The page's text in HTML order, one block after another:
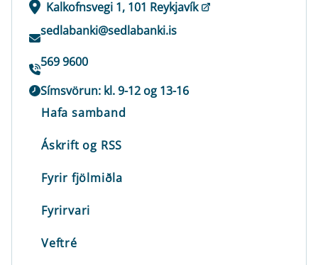
Kalkofnsvegi 1, 101 Reykjavík
sedlabanki@sedlabanki.is
569 9600
Símsvörun: kl. 9-12 og 13-16
Hafa samband
Áskrift og RSS
Fyrir fjölmiðla
Fyrirvari
Veftré